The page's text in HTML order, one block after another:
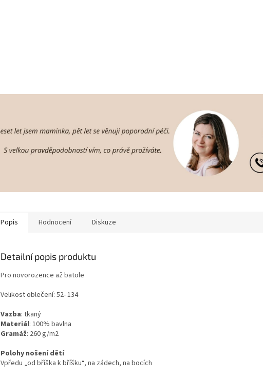
Popis Hodnocení Diskuze
Detailní popis produktu
Pro novorozence až batole
Velikost oblečení: 52- 134
Vazba: tkaný
Materiál: 100% bavlna
Gramáž: 260 g/m2
Polohy nošení dětí
Vpředu „od bříška k bříšku“, na zádech, na bocích